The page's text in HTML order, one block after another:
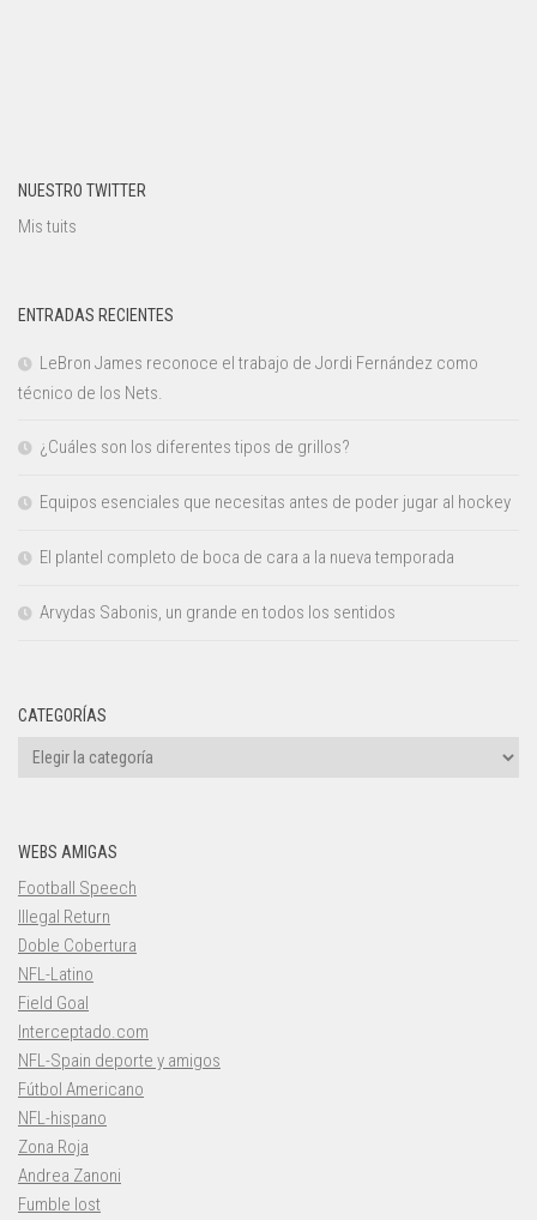
NUESTRO TWITTER
Mis tuits
ENTRADAS RECIENTES
LeBron James reconoce el trabajo de Jordi Fernández como
técnico de los Nets.
¿Cuáles son los diferentes tipos de grillos?
Equipos esenciales que necesitas antes de poder jugar al hockey
El plantel completo de boca de cara a la nueva temporada
Arvydas Sabonis, un grande en todos los sentidos
CATEGORÍAS
Categorías
WEBS AMIGAS
Football Speech
Illegal Return
Doble Cobertura
NFL-Latino
Field Goal
Interceptado.com
NFL-Spain deporte y amigos
Fútbol Americano
NFL-hispano
Zona Roja
Andrea Zanoni
Fumble lost